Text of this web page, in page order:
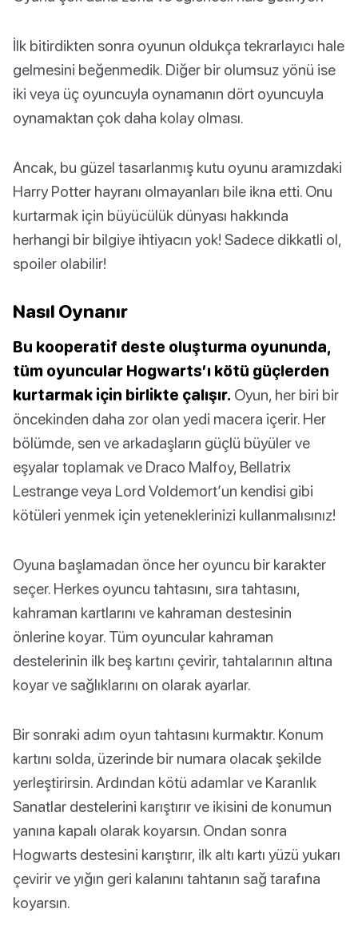
İlk bitirdikten sonra oyunun oldukça tekrarlayıcı hale
gelmesini beğenmedik. Diğer bir olumsuz yönü ise
iki veya üç oyuncuyla oynamanın dört oyuncuyla
oynamaktan çok daha kolay olması.
Ancak, bu güzel tasarlanmış kutu oyunu aramızdaki
Harry Potter hayranı olmayanları bile ikna etti. Onu
kurtarmak için büyücülük dünyası hakkında
herhangi bir bilgiye ihtiyacın yok! Sadece dikkatli ol,
spoiler olabilir!
Nasıl Oynanır
Bu kooperatif deste oluşturma oyununda,
tüm oyuncular Hogwarts’ı kötü güçlerden
kurtarmak için birlikte çalışır. Oyun, her biri bir
öncekinden daha zor olan yedi macera içerir. Her
bölümde, sen ve arkadaşların güçlü büyüler ve
eşyalar toplamak ve Draco Malfoy, Bellatrix
Lestrange veya Lord Voldemort’un kendisi gibi
kötüleri yenmek için yeteneklerinizi kullanmalısınız!
Oyuna başlamadan önce her oyuncu bir karakter
seçer. Herkes oyuncu tahtasını, sıra tahtasını,
kahraman kartlarını ve kahraman destesinin
önlerine koyar. Tüm oyuncular kahraman
destelerinin ilk beş kartını çevirir, tahtalarının altına
koyar ve sağlıklarını on olarak ayarlar.
Bir sonraki adım oyun tahtasını kurmaktır. Konum
kartını solda, üzerinde bir numara olacak şekilde
yerleştirirsin. Ardından kötü adamlar ve Karanlık
Sanatlar destelerini karıştırır ve ikisini de konumun
yanına kapalı olarak koyarsın. Ondan sonra
Hogwarts destesini karıştırır, ilk altı kartı yüzü yukarı
çevirir ve yığın geri kalanını tahtanın sağ tarafına
koyarsın.